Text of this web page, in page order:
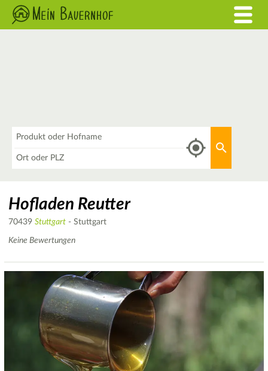
Hofladen Reutter
70439 Stuttgart - Stuttgart
Keine Bewertungen